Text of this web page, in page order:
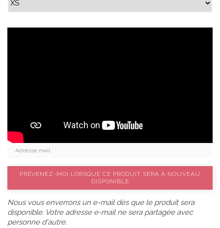
PRÉVENEZ-MOI LORSQUE CE PRODUIT SERA À NOUVEAU
DISPONIBLE
Nous vous enverrons un e-mail dès que le produit sera
disponible. Votre adresse e-mail ne sera partagée avec
personne d'autre.